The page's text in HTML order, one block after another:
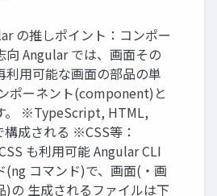
の推しポイント：コンポー
向 Angular では、画面その
利用可能な画面の部品の単
ポーネント(component)と
。 ※TypeScript, HTML,
構成される ※CSS等：
も利用可能 Angular CLI
(ng コマンド)で、画面(・画
)の 生成されるファイルは下